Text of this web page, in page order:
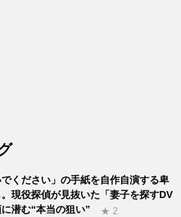
でください」の手紙を自作自演する卑
現役探偵が見抜いた「妻子を探すDV
潜む“本当の狙い”
★ 2